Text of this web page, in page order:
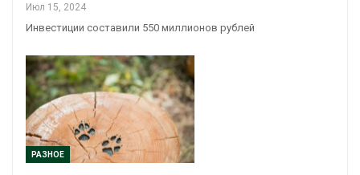
Июл 15, 2024
Инвестиции составили 550 миллионов рублей
РАЗНОЕ